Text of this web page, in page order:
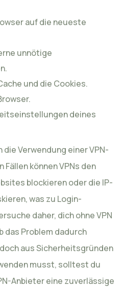
auf die neueste
unnötige
und die Cookies.
deines
die Verwendung einer VPN-
Fällen können VPNs den
blockieren oder die IP-
was zu Login-
daher, dich ohne VPN
das Problem dadurch
aus Sicherheitsgründen
musst, solltest du
Anbieter eine zuverlässige